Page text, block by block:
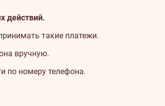
действий.
такие платежи.
вручную.
по номеру телефона.